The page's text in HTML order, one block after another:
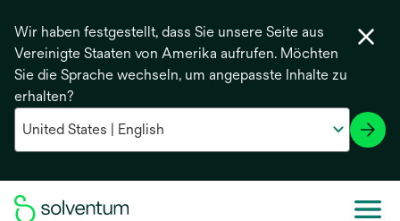
Wir haben festgestellt, dass Sie unsere Seite aus
Vereinigte Staaten von Amerika aufrufen. Möchten
Sie die Sprache wechseln, um angepasste Inhalte zu
erhalten?